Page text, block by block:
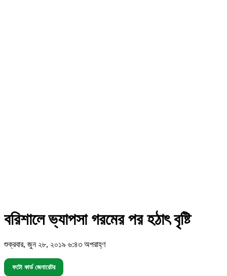
বরিশালে ভ্যাপসা গরমের পর হঠাৎ বৃষ্টি
শুক্রবার, জুন ২৮, ২০১৯ ৬:৪৩ অপরাহ্ণ
ফটো কার্ড জেনারেটর